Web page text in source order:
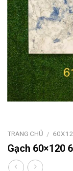
TRANG CHỦ /
Gạch 60×120